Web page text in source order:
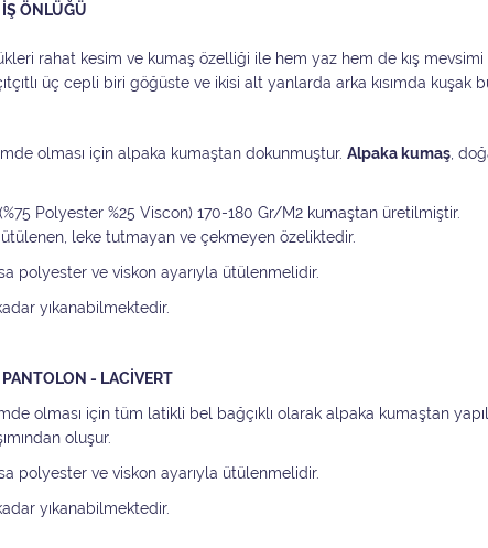
ÖNLÜĞÜ
rahat kesim ve kumaş özelliği ile hem yaz hem de kış mevsimi
üç cepli biri göğüste ve ikisi alt yanlarda arka kısımda kuşak
olması için alpaka kumaştan dokunmuştur. Alpaka kumaş ,
Polyester %25 Viscon) 170-180 Gr/M2 kumaştan üretilmiştir.
leke tutmayan ve çekmeyen özeliktedir.
polyester ve viskon ayarıyla ütülenmelidir.
yıkanabilmektedir.
- LACİVERT
olması için tüm latikli bel bağçıklı olarak alpaka kumaştan
oluşur.
polyester ve viskon ayarıyla ütülenmelidir.
yıkanabilmektedir.